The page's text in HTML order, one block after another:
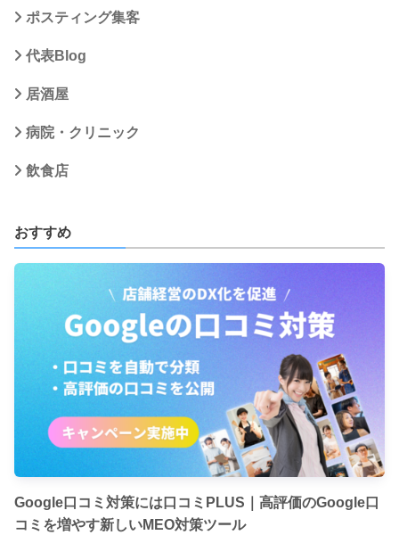
ポスティング集客
代表Blog
居酒屋
病院・クリニック
飲食店
おすすめ
Google口コミ対策には口コミPLUS｜高評価のGoogle口
コミを増やす新しいMEO対策ツール